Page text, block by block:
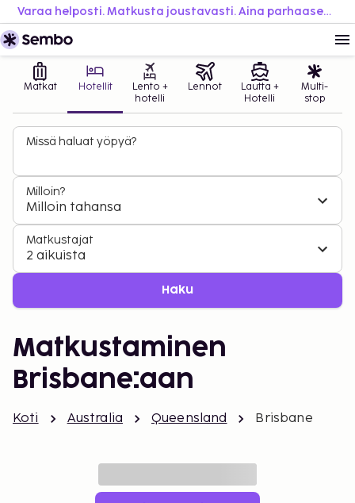
Varaa helposti. Matkusta joustavasti. Aina parhaaseen hintaan.
Matkat Hotellit
Lento +
hotelli
Lennot
Lautta +
Hotelli
Multi-
stop
Missä haluat yöpyä?
Milloin?
Milloin tahansa
Matkustajat
2 aikuista
Haku
Matkustaminen
Brisbane:aan
Koti Australia Queensland Brisbane